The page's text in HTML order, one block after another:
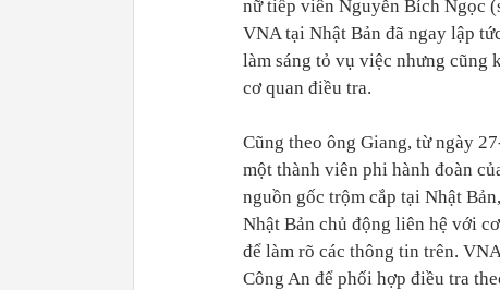
nữ tiếp viên Nguyễn Bích Ngọc
VNA tại Nhật Bản đã ngay lập
làm sáng tỏ vụ việc nhưng cũng
cơ quan điều tra.
Cũng theo ông Giang, từ ngày
một thành viên phi hành đoàn
nguồn gốc trộm cắp tại Nhật
Nhật Bản chủ động liên hệ với
để làm rõ các thông tin trên.
Công An để phối hợp điều tra